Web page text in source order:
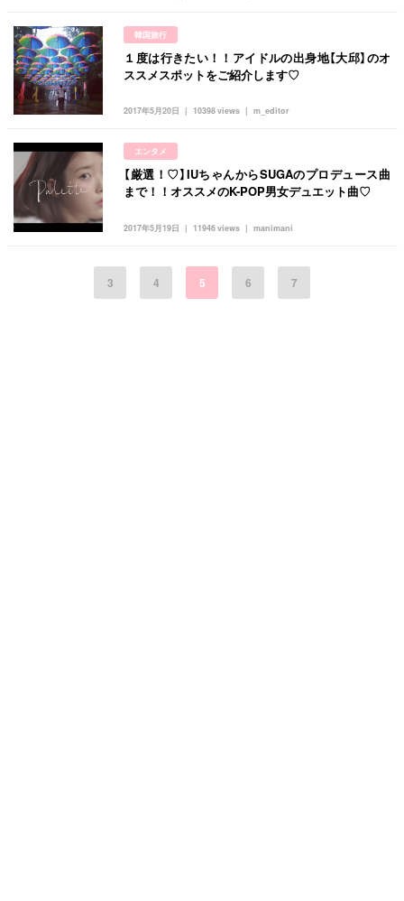
韓国旅行
2017年5月20日 m_editor
10398 views
１度は行きたい！！アイドルの出身地【大邱】のオ
ススメスポットをご紹介します♡
エンタメ
2017年5月19日 manimani
11946 views
【厳選！♡】IUちゃんからSUGAのプロデュース曲
まで！！オススメのK-POP男女デュエット曲♡
3 4 5 6 7